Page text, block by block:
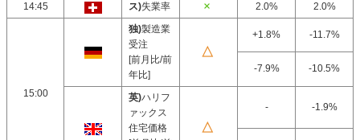
14:45 ス)失業率 2.0% 2.0%
15:00
独)製造業
受注
[前月比/前
年比]
+1.8% -11.7%
-7.9% -10.5%
英)ハリフ
ァックス
住宅価格
- -1.9%